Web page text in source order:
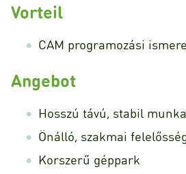
Vorteil
CAM programozási
Angebot
Hosszú távú, stabil
Önálló, szakmai
Korszerű géppark